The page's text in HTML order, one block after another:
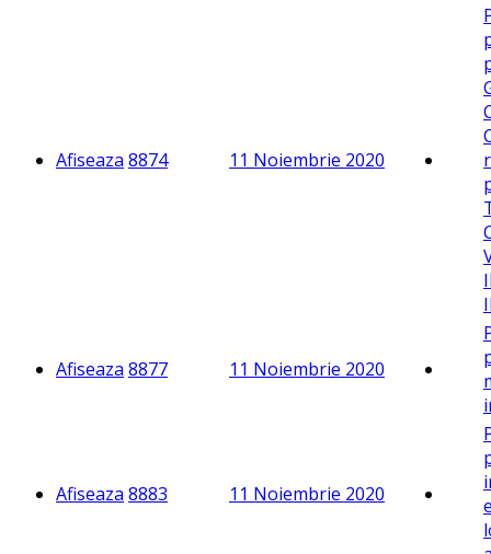
Afiseaza 8874 11 Noiembrie 2020
Afiseaza 8877 11 Noiembrie 2020
Afiseaza 8883 11 Noiembrie 2020